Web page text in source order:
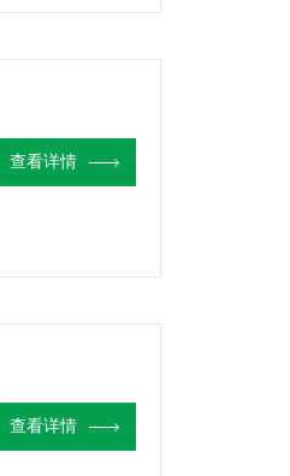
查看详情
查看详情